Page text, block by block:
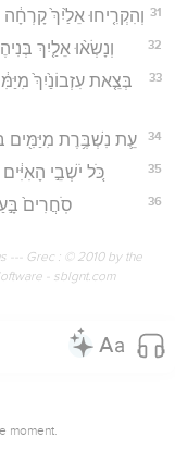
31 וְהִקְרִ֤יחוּ אֵלַ֙יִךְ֙
32 וְנָשְׂא֨וּ אֵלַ֤יִךְ
33
בְּצֵ֤את עִזְבוֹנַ֙יִךְ֙
34 עֵ֛ת נִשְׁבֶּ֥רֶת מִיַּמִּ֖ים
35 כֹּ֚ל יֹשְׁבֵ֣י
36 סֹֽחֲרִים֙
--- Grec : © 2010 by the
- sblgnt.com
moment.